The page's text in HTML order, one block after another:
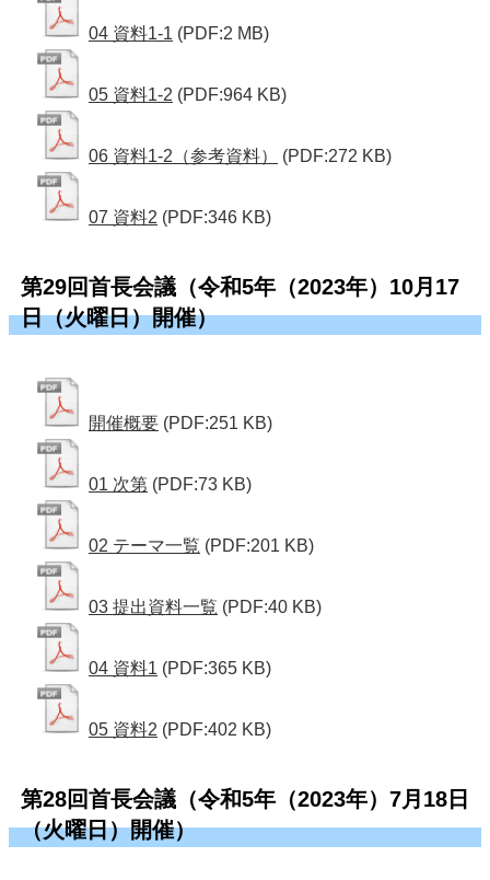
04 資料1-1 (PDF:2 MB)
05 資料1-2 (PDF:964 KB)
06 資料1-2（参考資料） (PDF:272 KB)
07 資料2 (PDF:346 KB)
第29回首長会議（令和5年（2023年）10月17
日（火曜日）開催）
開催概要 (PDF:251 KB)
01 次第 (PDF:73 KB)
02 テーマ一覧 (PDF:201 KB)
03 提出資料一覧 (PDF:40 KB)
04 資料1 (PDF:365 KB)
05 資料2 (PDF:402 KB)
第28回首長会議（令和5年（2023年）7月18日
（火曜日）開催）